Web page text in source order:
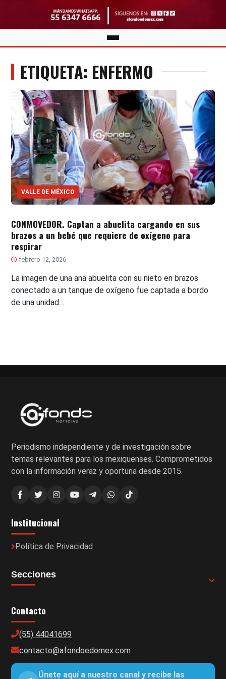
ETIQUETA: ENFERMO
VALLE DE MÉXICO
CONMOVEDOR. Captan a abuelita cargando en sus
brazos a un bebé que requiere de oxígeno para
respirar
febrero 12, 2026
La imagen de una ana abuelita con su nieto en brazos
conectado a un tanque de oxígeno fue captada a bordo
de una unidad…
Periodismo independiente y de investigación sobre
temas relevantes para los mexiquenses. Comprometidos
con la información veraz y oportuna desde 2015.
Institucional
Política de Privacidad
Secciones
Contacto
(55) 44041699
contacto@afondoedomex.com
Únete aquí a nuestro canal y recibe las